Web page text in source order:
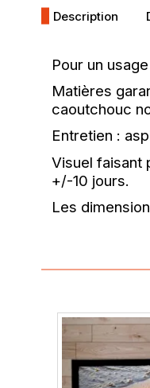
Description
Pour un
Matières
caoutchouc
Entretien :
Visuel faisant
+/-10 jours.
Les